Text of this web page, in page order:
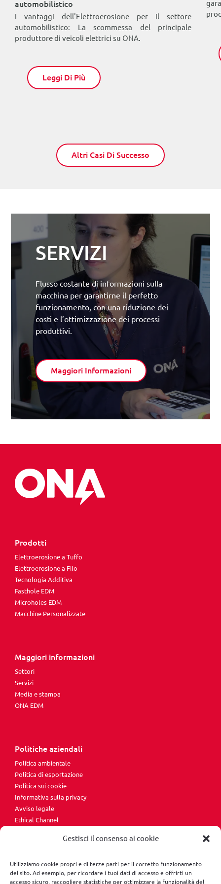
Gestisci il consenso ai cookie
Utilizziamo cookie propri e di terze parti per il corretto funzionamento
del sito. Ad esempio, per ricordare i tuoi dati di accesso e offrirti un
accesso sicuro, raccogliere statistiche per ottimizzare la funzionalità del
automobilistico
I vantaggi dell'Elettroerosione per il settore
automobilistico: La scommessa del principale
produttore di veicoli elettrici su ONA.
Leggi Di Più
Altri Casi Di Successo
SERVIZI
Flusso costante di informazioni sulla
macchina per garantirne il perfetto
funzionamento, con una riduzione dei
costi e l’ottimizzazione dei processi
produttivi.
Maggiori Informazioni
Prodotti
Elettroerosione a Tuffo
Elettroerosione a Filo
Tecnologia Additiva
Fasthole EDM
Microholes EDM
Macchine Personalizzate
Maggiori informazioni
Settori
Servizi
Media e stampa
ONA EDM
Politiche aziendali
Politica ambientale
Politica di esportazione
Politica sui cookie
Informativa sulla privacy
Avviso legale
Ethical Channel